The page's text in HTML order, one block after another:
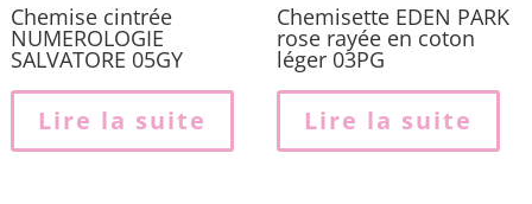
Chemise cintrée
NUMEROLOGIE
SALVATORE 05GY
Lire la suite
Chemisette EDEN PARK
rose rayée en coton
léger 03PG
Lire la suite